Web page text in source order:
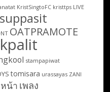
KristSingtoFC kristtps LIVE
OATPRAMOTE
stampapiwat
tomisara urassayas ZANI
น้า เพลง